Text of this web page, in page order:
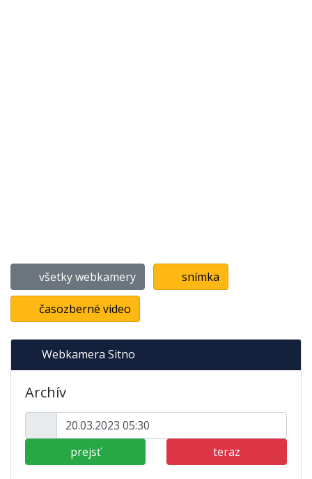
všetky webkamery snímka
časozberné video
Webkamera Sitno
Archív
prejsť teraz